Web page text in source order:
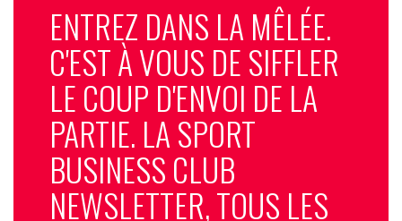
ENTREZ DANS LA MÊLÉE.
C'EST À VOUS DE SIFFLER
LE COUP D'ENVOI DE LA
PARTIE. LA SPORT
BUSINESS CLUB
NEWSLETTER, TOUS LES